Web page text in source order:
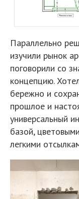
Параллельно
изучили рынок
поговорили со
концепцию.
бережно и
прошлое и
универсальный
базой,
легкими